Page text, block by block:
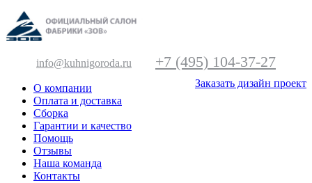
info@kuhnigoroda.ru +7 (495) 104-37-27
Заказать дизайн проект
О компании
Оплата и доставка
Сборка
Гарантии и качество
Помощь
Отзывы
Наша команда
Контакты